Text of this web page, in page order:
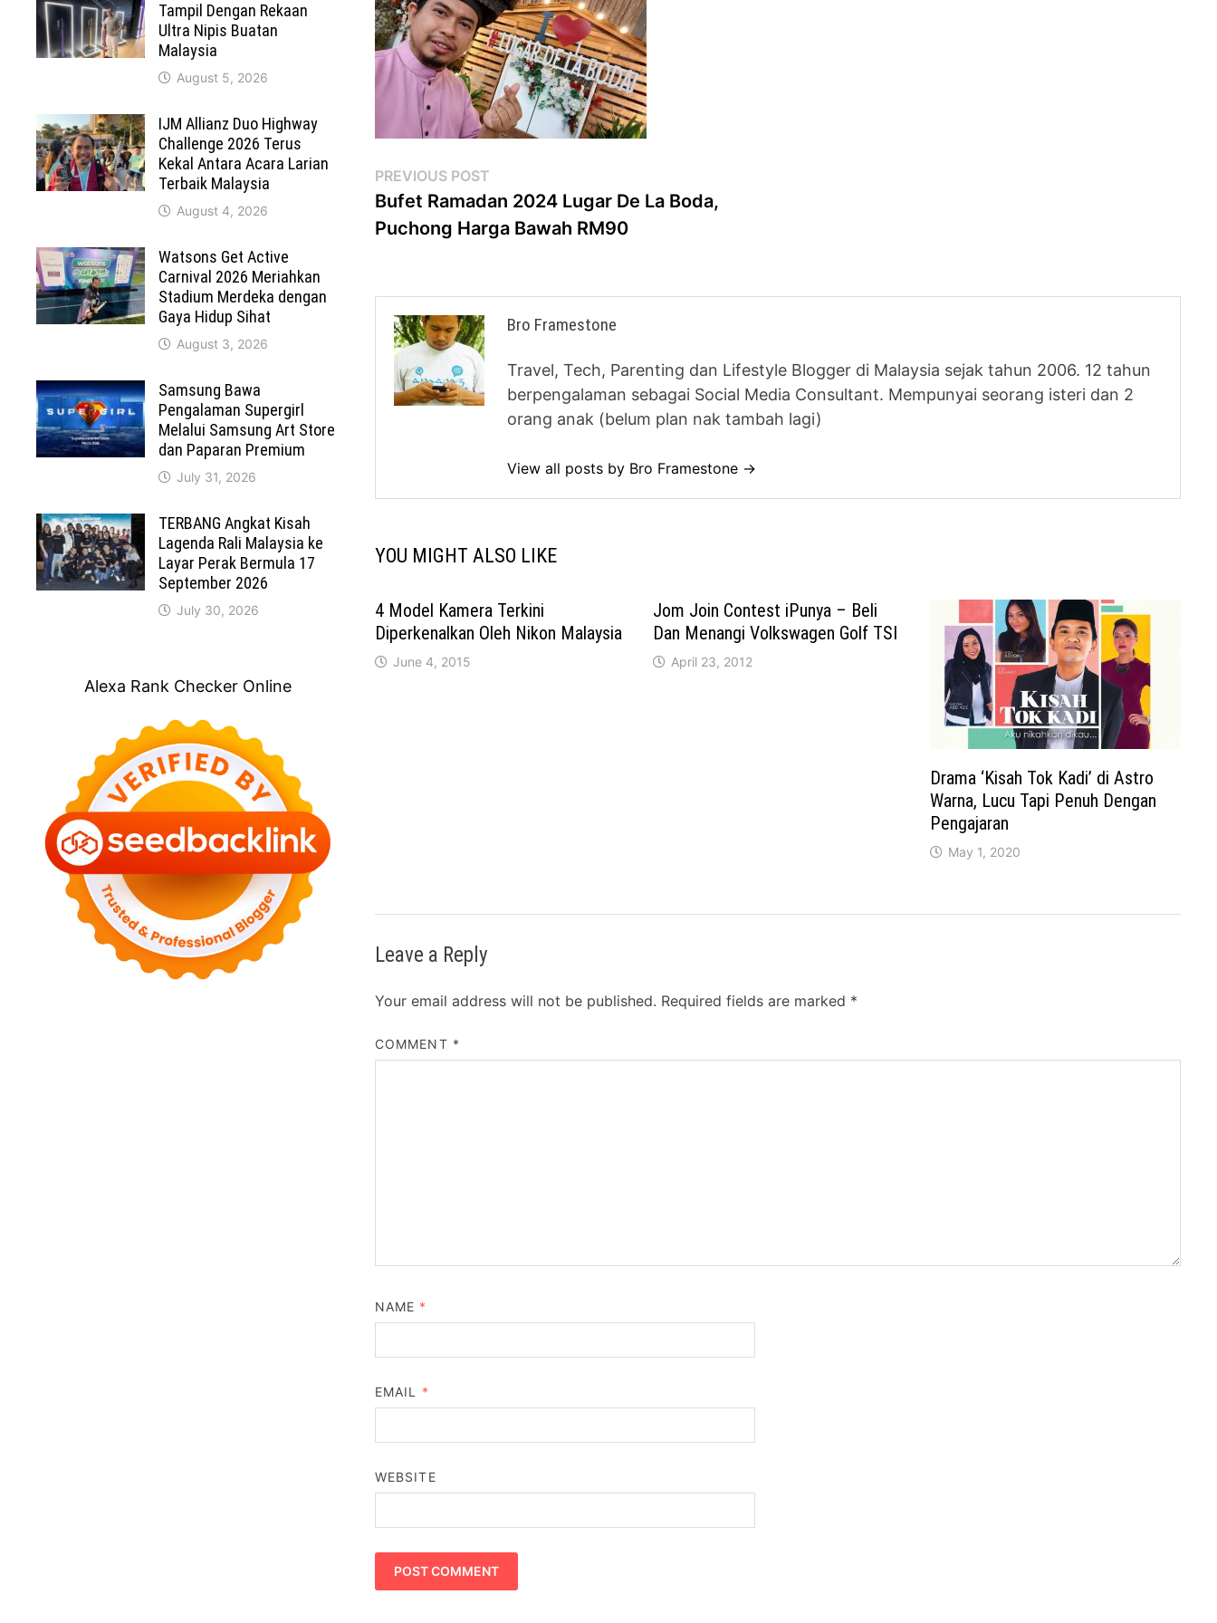
Post
navigation
PREVIOUS POST
post:
Bufet Ramadan 2024 Lugar De La Boda,
Puchong Harga Bawah RM90
Bro Framestone
Travel, Tech, Parenting dan Lifestyle Blogger di Malaysia sejak tahun 2006. 12 tahun
berpengalaman sebagai Social Media Consultant. Mempunyai seorang isteri dan 2
orang anak (belum plan nak tambah lagi)
View all posts by Bro Framestone →
YOU MIGHT ALSO LIKE
4 Model Kamera Terkini
Diperkenalkan Oleh Nikon Malaysia
June 4, 2015
Jom Join Contest iPunya – Beli
Dan Menangi Volkswagen Golf TSI
April 23, 2012
Drama ‘Kisah Tok Kadi’ di Astro
Warna, Lucu Tapi Penuh Dengan
Pengajaran
May 1, 2020
Leave a Reply
Your email address will not be published. Required fields are marked *
COMMENT *
NAME *
EMAIL *
WEBSITE
Tampil Dengan Rekaan
Ultra Nipis Buatan
Malaysia
August 5, 2026
IJM Allianz Duo Highway
Challenge 2026 Terus
Kekal Antara Acara Larian
Terbaik Malaysia
August 4, 2026
Watsons Get Active
Carnival 2026 Meriahkan
Stadium Merdeka dengan
Gaya Hidup Sihat
August 3, 2026
Samsung Bawa
Pengalaman Supergirl
Melalui Samsung Art Store
dan Paparan Premium
July 31, 2026
TERBANG Angkat Kisah
Lagenda Rali Malaysia ke
Layar Perak Bermula 17
September 2026
July 30, 2026
Alexa Rank Checker Online